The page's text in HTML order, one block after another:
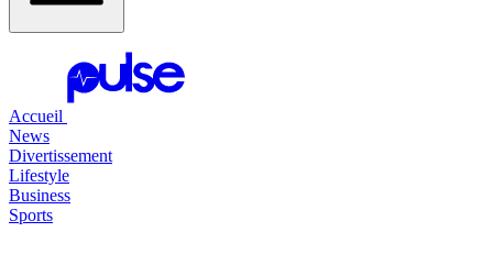
Accueil
News
Divertissement
Lifestyle
Business
Sports